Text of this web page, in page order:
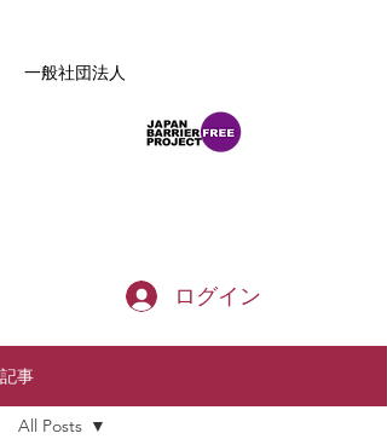
一般社団法人
ログイン
記事
All Posts